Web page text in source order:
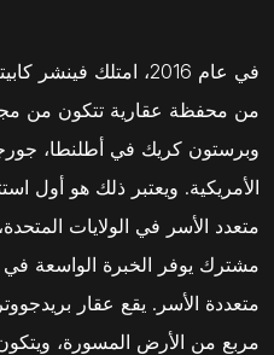
من محفظة عقارية تتكون من
وبرستون كريك في أطلنطا،
الأمريكية. ويعتبر ذلك هو أول
متعدد الأسر في الولايات
مشترك يوفر الخبرة الواسعة في